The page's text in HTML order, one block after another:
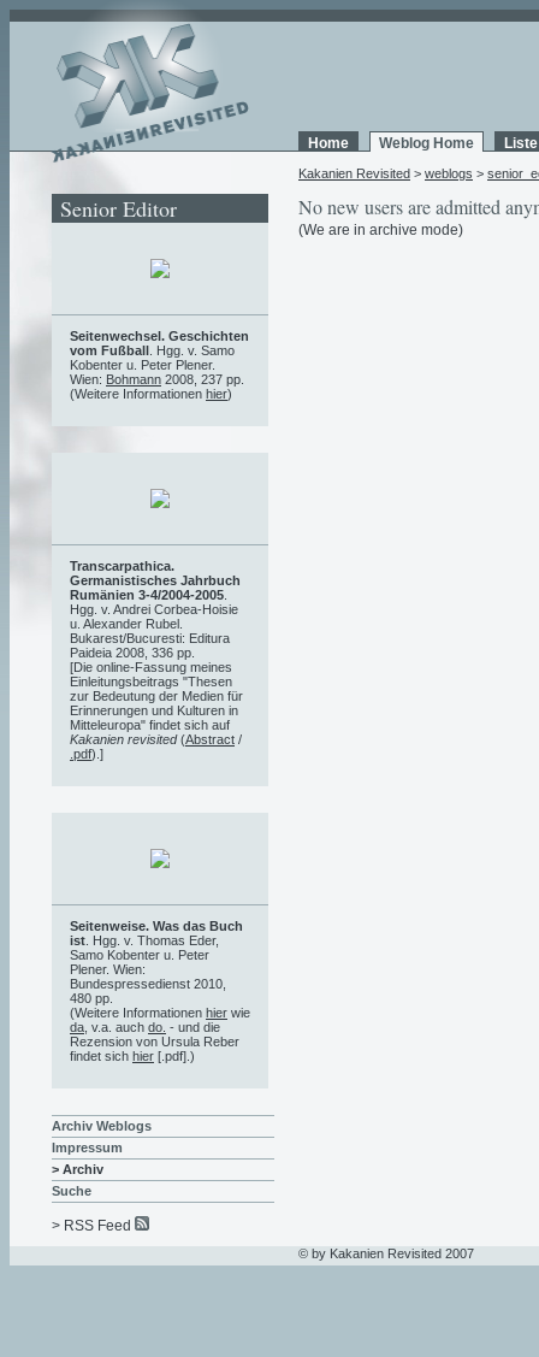
Home Weblog Home
Kakanien Revisited > weblogs >
No new users are admitted
(We are in archive mode)
Senior Editor
Seitenwechsel. Geschichten
vom Fußball . Hgg. v. Samo
Kobenter u. Peter Plener.
Wien: Bohmann 2008, 237 pp.
(Weitere Informationen hier)
Transcarpathica.
Germanistisches Jahrbuch
Rumänien 3-4/2004-2005
Hgg. v. Andrei Corbea-Hoisie
u. Alexander Rubel.
Bukarest/Bucuresti: Editura
Paideia 2008, 336 pp.
[Die online-Fassung meines
Einleitungsbeitrags "Thesen
zur Bedeutung der Medien für
Erinnerungen und Kulturen in
Mitteleuropa" findet sich auf
Kakanien revisited(Abstract /
.pdf).]
Seitenweise. Was das Buch
ist . Hgg. v. Thomas Eder,
Samo Kobenter u. Peter
Plener. Wien:
Bundespressedienst 2010,
480 pp.
(Weitere Informationen hier wie
da , v.a. auch do. - und die
Rezension von Ursula Reber
findet sich hier [.pdf].)
Archiv Weblogs
Impressum
> Archiv
Suche
> RSS Feed
© by Kakanien Revisited 2007